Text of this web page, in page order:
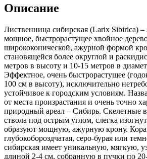
Описание
Лиственница сибирская (Larix Sibirica) –
мощное, быстрорастущее хвойное
ширококонической, ажурной формой
становящейся более округлой и
метров в высоту и 10-15 метров в
Эффектное, очень быстрорастущее
100 см в высоту), исключительно
устойчивое к городским условиям.
от места произрастания и очень точно
природный ареал – Сибирь. Скелетные
ствола под острым углом, слегка
образуют мощную, ажурную крону. Кора
глубокобороздчатая, серо-бурая или
сибирская имеет уникальную, мягкую,
длиной 2-4 см, собранную в пучки по